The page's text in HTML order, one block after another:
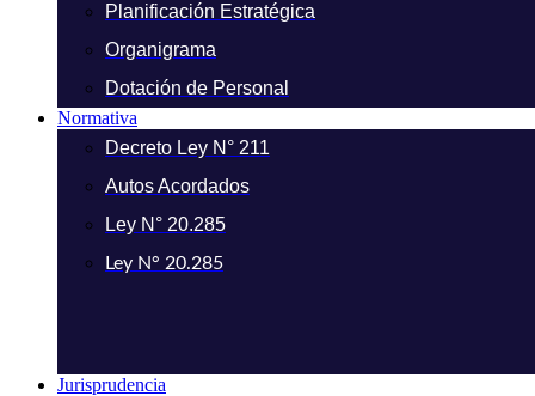
Planificación Estratégica
Organigrama
Dotación de Personal
Normativa
Decreto Ley N° 211
Autos Acordados
Ley N° 20.285
Ley N° 20.285
Jurisprudencia